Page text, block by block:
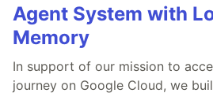
Agent System with
Memory
In support of our mission to
journey on Google Cloud, we